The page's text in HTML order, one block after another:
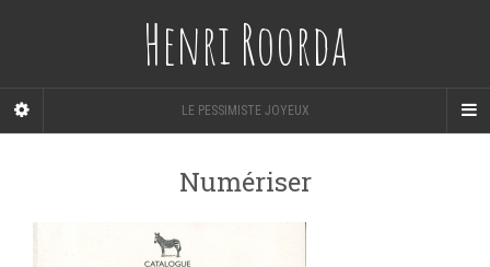
Henri Roorda
LE PESSIMISTE JOYEUX
Numériser